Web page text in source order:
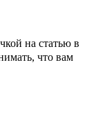
на статью в
что вам